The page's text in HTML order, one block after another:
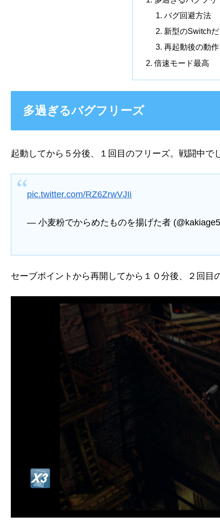
バグ回避方法
新型のSwitch
再起動後の動作
倍速モード最高
多過ぎるバグフリーズ
起動してから５分後、１回目のフリーズ。戦闘中で
pic.twitter.com/RZ6ZrwVJIi
— 小麦粉でからめたものを揚げた者
セーブポイントから再開してから１０分後、２回目